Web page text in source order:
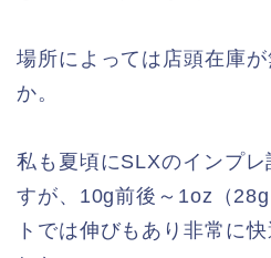
場所によっては店頭在庫
か。
私も夏頃にSLXのインプレ
すが、10g前後～1oz（
トでは伸びもあり非常に